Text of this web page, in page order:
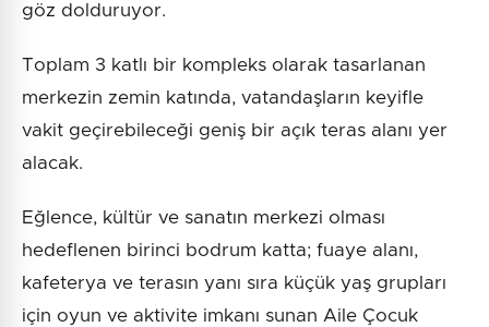
göz dolduruyor.
Toplam 3 katlı bir kompleks olarak tasarlanan
merkezin zemin katında, vatandaşların keyifle
vakit geçirebileceği geniş bir açık teras alanı yer
alacak.
Eğlence, kültür ve sanatın merkezi olması
hedeflenen birinci bodrum katta; fuaye alanı,
kafeterya ve terasın yanı sıra küçük yaş grupları
için oyun ve aktivite imkanı sunan Aile Çocuk